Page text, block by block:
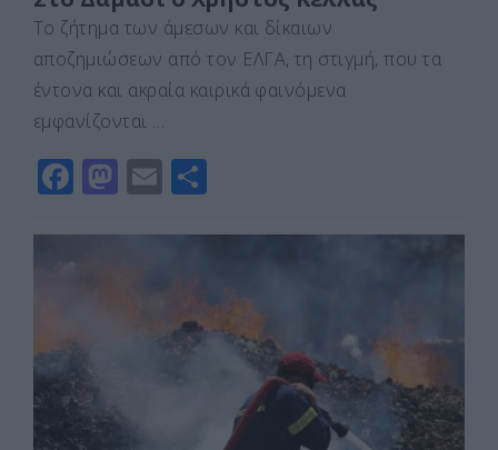
Το ζήτημα των άμεσων και δίκαιων
αποζημιώσεων από τον ΕΛΓΑ, τη στιγμή, που τα
έντονα και ακραία καιρικά φαινόμενα
εμφανίζονται …
F
c
o
o
k
M
st
E
ai ρ
α
σ
τε